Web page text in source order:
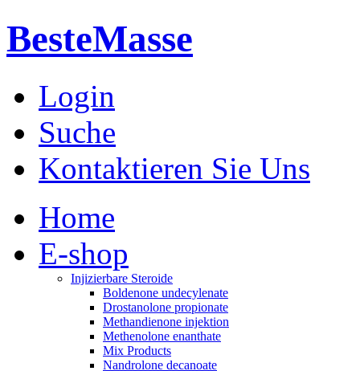
BesteMasse
Login
Suche
Kontaktieren Sie Uns
Home
E-shop
Injizierbare Steroide
Boldenone undecylenate
Drostanolone propionate
Methandienone injektion
Methenolone enanthate
Mix Products
Nandrolone decanoate